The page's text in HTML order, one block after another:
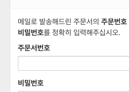
메일로 발송해드린 주문서의 주문번호
비밀번호를 정확히 입력해주십시오.
주문서번호
비밀번호